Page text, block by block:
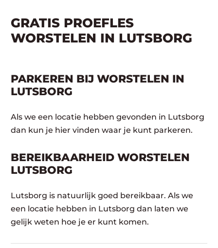
GRATIS PROEFLES
WORSTELEN IN LUTSBORG
PARKEREN BIJ WORSTELEN IN
LUTSBORG
Als we een locatie hebben gevonden in Lutsborg
dan kun je hier vinden waar je kunt parkeren.
BEREIKBAARHEID WORSTELEN
LUTSBORG
Lutsborg is natuurlijk goed bereikbaar. Als we
een locatie hebben in Lutsborg dan laten we
gelijk weten hoe je er kunt komen.